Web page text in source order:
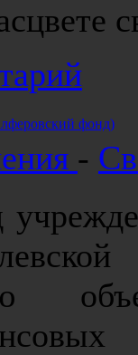
фонд)
-